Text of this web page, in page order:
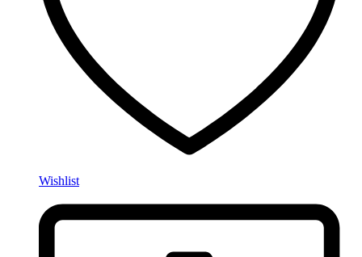
Wishlist